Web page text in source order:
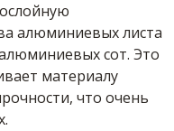
алюминиевых листа
сот. Это
материалу
что очень